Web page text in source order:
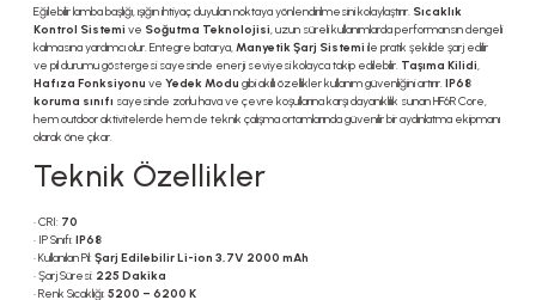
Eğilebilir lamba başlığı, ışığın ihtiyaç duyulan noktaya yönlendirilmesini kolaylaştırır. Sıcaklık
Kontrol Sistemi ve Soğutma Teknolojisi, uzun süreli kullanımlarda performansın dengeli
kalmasına yardımcı olur. Entegre batarya,Manyetik Şarj Sistemi ile pratik şekilde şarj edilir
ve pil durumu göstergesi sayesinde enerji seviyesi kolayca takip edilebilir. Taşıma Kilidi,
Hafıza Fonksiyonu ve Yedek Modu gibi akıllı özellikler kullanım güvenliğini artırır. IP68
koruma sınıfı sayesinde zorlu hava ve çevre koşullarına karşı dayanıklılık sunan HF6R Core,
hem outdoor aktivitelerde hem de teknik çalışma ortamlarında güvenilir bir aydınlatma ekipmanı
olarak öne çıkar.
Teknik Özellikler
• CRI: 70
• IP Sınıfı: IP68
• Kullanılan Pil: Şarj Edilebilir Li-ion 3,7V 2000 mAh
• Şarj Süresi: 225 Dakika
• Renk Sıcaklığı: 5200 – 6200 K